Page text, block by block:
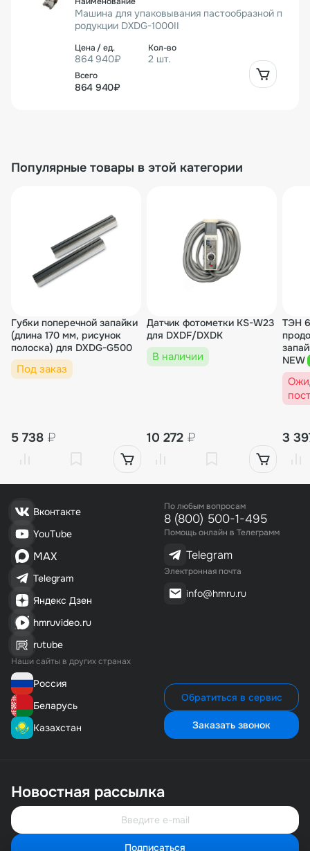
Машина для упаковывания пастообразной п
родукции DXDG-1000II
864 940₽ 2 шт.
864 940₽
Популярные товары в этой категории
Губки поперечной запайки
(длина 170 мм, рисунок
полоска) для DXDG-G500
Под заказ
5 738 ₽
Датчик фотометки KS-W23
для DXDF/DXDK
В наличии
10 272 ₽
ТЭН
NEW
3
Вконтакте
YouTube
MAX
Telegram
Яндекс Дзен
hmruvideo.ru
rutube
Наши сайты в других странах
Россия
Беларусь
Казахстан
По любым вопросам
8 (800) 500-1-495
Помощь онлайн в Телеграмм
Telegram
Электронная почта
info@hmru.ru
Обратиться в сервис
Заказать звонок
Новостная рассылка
Подписаться